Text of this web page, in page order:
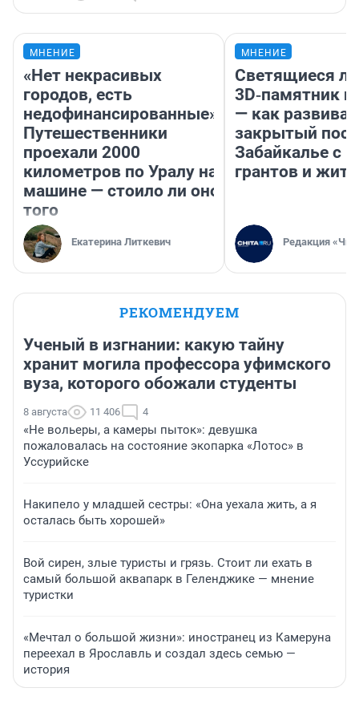
МНЕНИЕ
«Нет некрасивых
городов, есть
недофинансированные».
Путешественники
проехали 2000
километров по Уралу на
машине — стоило ли оно
того
Екатерина Литкевич
МНЕНИЕ
Светящиеся
3D‑памятник и
— как
закрытый
Забайкалье с
грантов и
Редакция
РЕКОМЕНДУЕМ
Ученый в изгнании: какую тайну
хранит могила профессора уфимского
вуза, которого обожали студенты
8 августа 11 406 4
«Не вольеры, а камеры пыток»: девушка
пожаловалась на состояние экопарка «Лотос» в
Уссурийске
Накипело у младшей сестры: «Она уехала жить, а я
осталась быть хорошей»
Вой сирен, злые туристы и грязь. Стоит ли ехать в
самый большой аквапарк в Геленджике — мнение
туристки
«Мечтал о большой жизни»: иностранец из Камеруна
переехал в Ярославль и создал здесь семью —
история